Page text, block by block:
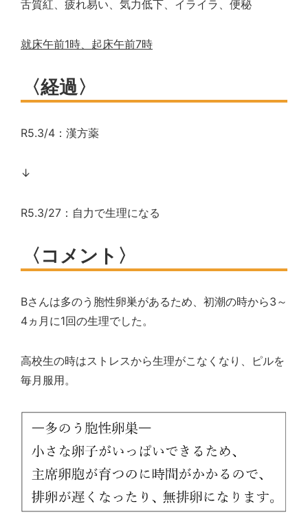
舌質紅、疲れ易い、気力低下、イライラ、便秘
就床午前1時、起床午前7時
〈経過〉
R5.3/4 ：漢方薬
↓
R5.3/27 ：自力で生理になる
〈コメント〉
Bさんは多のう胞性卵巣があるため、初潮の時から3 ～
4ヵ月に1回の生理でした。
高校生の時はストレスから生理がこなくなり、ピルを
毎月服用。